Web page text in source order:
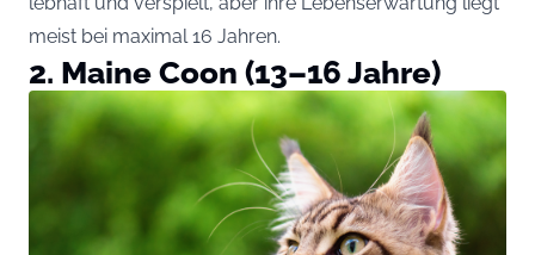
meist bei maximal 16 Jahren.
2. Maine Coon (13–16 Jahre)